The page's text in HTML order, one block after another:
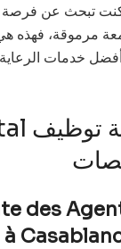
كنت تبحث عن
مرموقة، فهذه
des